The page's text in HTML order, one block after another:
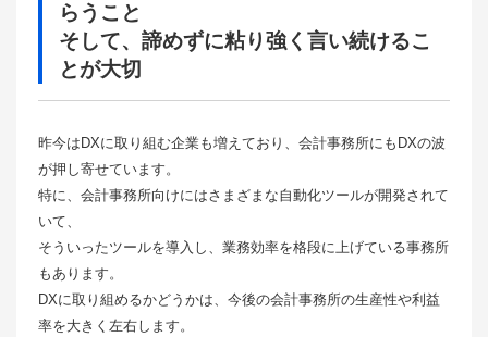
らうこと
そして、諦めずに粘り強く言い続けるこ
とが大切
昨今はDXに取り組む企業も増えており、会計事務所にもDXの波
が押し寄せています。
特に、会計事務所向けにはさまざまな自動化ツールが開発されて
いて、
そういったツールを導入し、業務効率を格段に上げている事務所
もあります。
DXに取り組めるかどうかは、今後の会計事務所の生産性や利益
率を大きく左右します。